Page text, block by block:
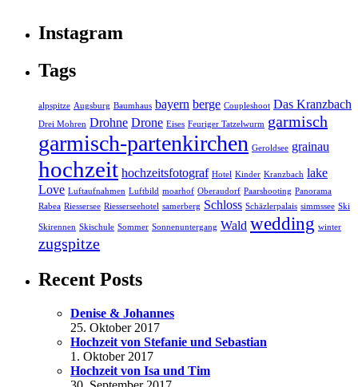
Instagram
Tags
alpspitze Augsburg Baumhaus bayern berge Coupleshoot Das Kranzbach
Drei Mohren Drohne Drone Eises Feuriger Tatzelwurm garmisch
garmisch-partenkirchen Geroldsee grainau
hochzeit hochzeitsfotograf Hotel Kinder Kranzbach lake
Love Luftaufnahmen Luftbild moarhof Oberaudorf Paarshooting Panorama
Rabea Riessersee Riesserseehotel samerberg Schloss Schäzlerpalais simmssee Ski
Skirennen Skischule Sommer Sonnenuntergang Wald wedding winter
zugspitze
Recent Posts
Denise & Johannes
25. Oktober 2017
Hochzeit von Stefanie und Sebastian
1. Oktober 2017
Hochzeit von Isa und Tim